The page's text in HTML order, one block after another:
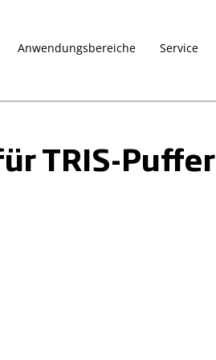
Anwendungsbereiche Service
TRIS-Puffer